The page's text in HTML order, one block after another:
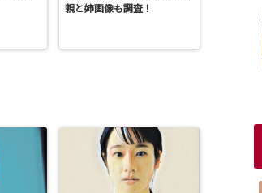
親と姉画像も調査！